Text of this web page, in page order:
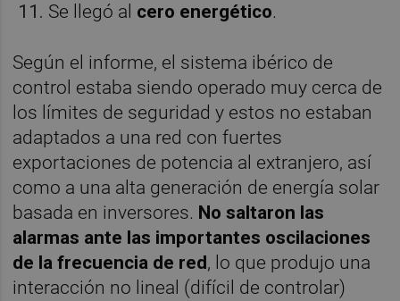
Se llegó al cero energético.
Según el informe, el sistema ibérico de
control estaba siendo operado muy cerca de
los límites de seguridad y estos no estaban
adaptados a una red con fuertes
exportaciones de potencia al extranjero, así
como a una alta generación de energía solar
basada en inversores. No saltaron las
alarmas ante las importantes oscilaciones
de la frecuencia de red, lo que produjo una
interacción no lineal (difícil de controlar)